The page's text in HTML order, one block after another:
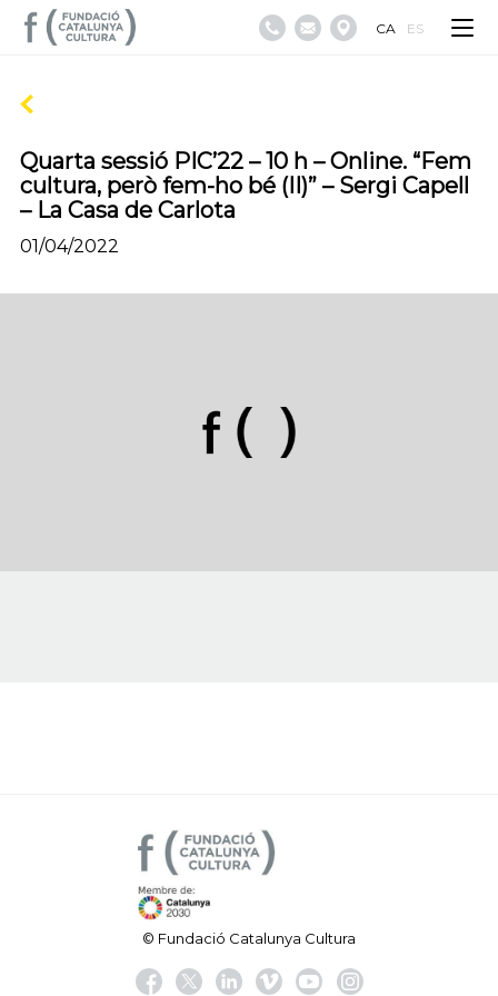
CA ES
Quarta sessió PIC’22 – 10 h – Online. “Fem
cultura, però fem-ho bé (II)” – Sergi Capell
– La Casa de Carlota
01/04/2022
© Fundació Catalunya Cultura